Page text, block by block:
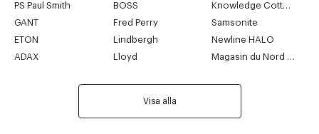
PS Paul Smith
BOSS
Knowledge Cotton Apparel
GANT
Fred Perry
Samsonite
ETON
Lindbergh
Newline HALO
ADAX
Lloyd Magasin du Nord Collection
Visa alla